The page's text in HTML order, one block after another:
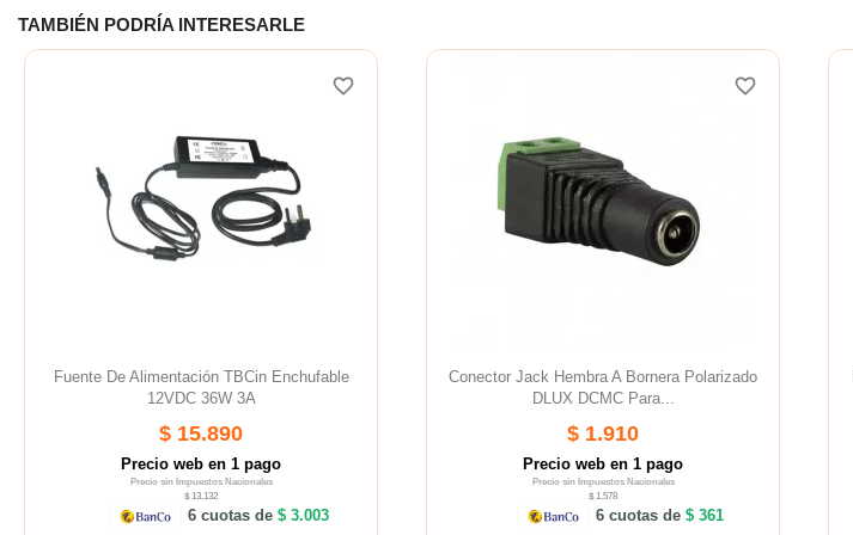
TAMBIÉN PODRÍA INTERESARLE
Fuente De Alimentación TBCin Enchufable
12VDC 36W 3A
$ 15.890
Precio web en 1 pago
Precio sin Impuestos Nacionales
$ 13.132
6 cuotas de $ 3.003
favorite_border
Conector Jack Hembra A Bornera Polarizado
DLUX DCMC Para...
$ 1.910
Precio web en 1 pago
Precio sin Impuestos Nacionales
$ 1.578
6 cuotas de$ 361
favorite_border